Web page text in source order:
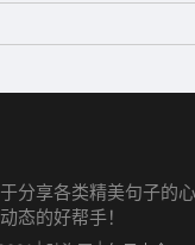
分享各类精美句子的
态的好帮手！